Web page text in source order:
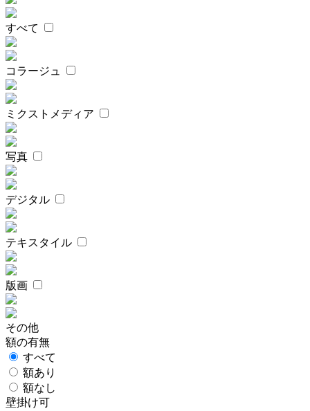
すべて
コラージュ
ミクストメディア
写真
デジタル
テキスタイル
版画
その他
額の有無
すべて
額あり
額なし
壁掛け可